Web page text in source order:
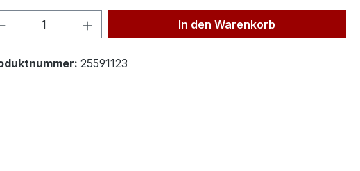
Anzahl: Gib den gewünschten Wert
In den Warenkorb
25591123